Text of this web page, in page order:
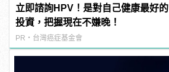
立即諮詢HPV！是對自己健康最好的
投資，把握現在不嫌晚！
PR・台灣癌症基金會